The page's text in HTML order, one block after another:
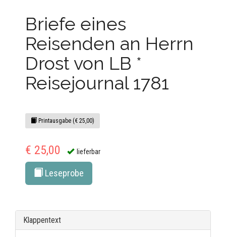
Briefe eines
Reisenden an Herrn
Drost von LB *
Reisejournal 1781
Printausgabe (€ 25,00)
€ 25,00 lieferbar
Leseprobe
Klappentext